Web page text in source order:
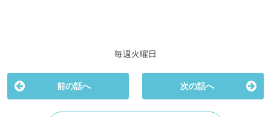
毎週火曜日
前の話へ 次の話へ